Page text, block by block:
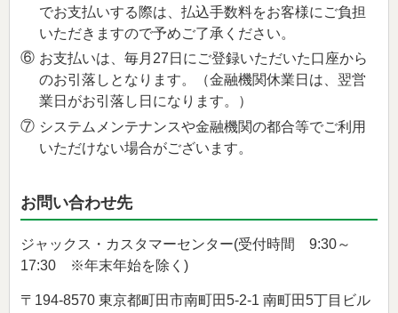
でお支払いする際は、払込手数料をお客様にご負担
いただきますので予めご了承ください。
⑥ お支払いは、毎月27日にご登録いただいた口座から
のお引落しとなります。（金融機関休業日は、翌営
業日がお引落し日になります。）
⑦ システムメンテナンスや金融機関の都合等でご利用
いただけない場合がございます。
お問い合わせ先
ジャックス・カスタマーセンター(受付時間 9:30～
17:30 ※年末年始を除く)
〒194-8570 東京都町田市南町田5-2-1 南町田5丁目ビル